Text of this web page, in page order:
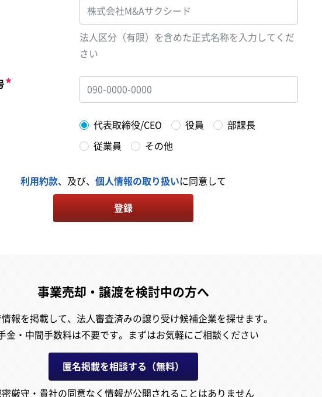
法人区分（有限）を含めた正式名称を入力してくだ
さい
代表取締役/CEO 役員 部課長
従業員 その他
利用約款、及び、 個人情報の取り扱いに同意して
登録
事業売却・譲渡を検討中の方へ
報を掲載して、 法人審査済みの譲り受け候補企業を探せます。
金・中間手数料は不要です。
まずはお気軽にご相談ください
匿名掲載を相談する（無料）
密厳守・貴社の同意なく情報が公開されることはありません